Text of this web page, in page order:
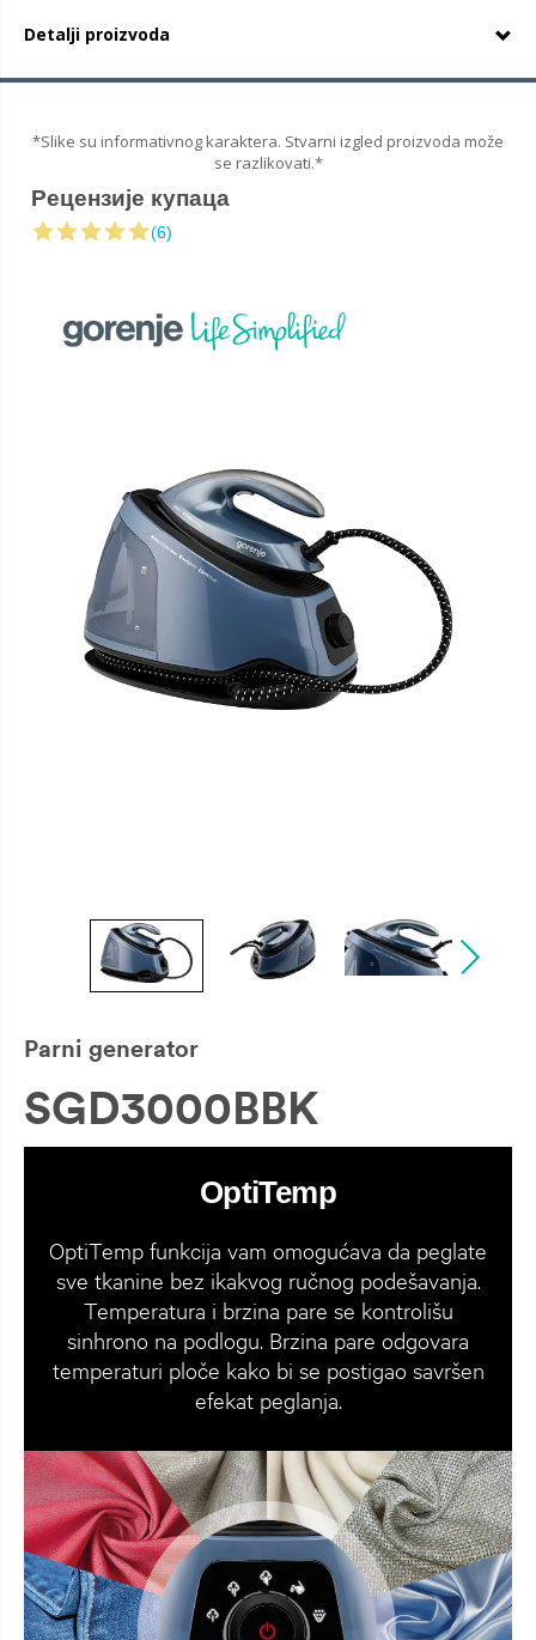
Detalji proizvoda
*Slike su informativnog karaktera. Stvarni izgled proizvoda može
se razlikovati.*
Рецензије купаца
(6)
Parni generator
SGD3000BBK
OptiTemp
OptiTemp funkcija vam omogućava da peglate
sve tkanine bez ikakvog ručnog podešavanja.
Temperatura i brzina pare se kontrolišu
sinhrono na podlogu. Brzina pare odgovara
temperaturi ploče kako bi se postigao savršen
efekat peglanja.